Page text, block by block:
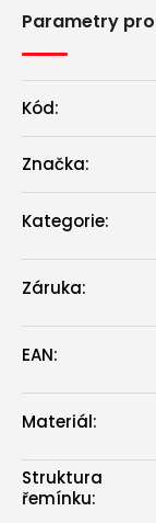
Parametry
Kód:
Značka:
Kategorie:
Záruka:
EAN:
Materiál:
Struktura
řemínku: